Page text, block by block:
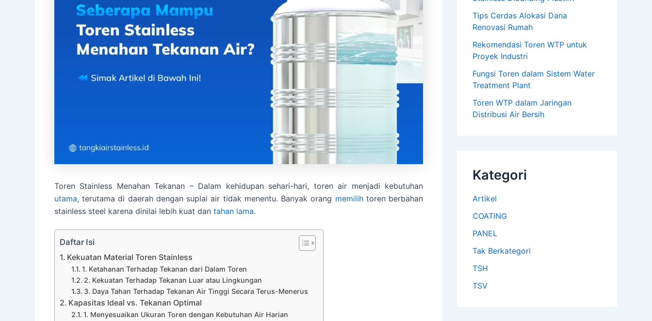
Toren Stainless Menahan Tekanan – Dalam kehidupan sehari-hari, toren air menjadi kebutuhan
utama, terutama di daerah dengan suplai air tidak menentu. Banyak orang memilihtoren berbahan
stainless steel karena dinilai lebih kuat dan tahan lama.
Daftar Isi
Kekuatan Material Toren Stainless
1. Ketahanan Terhadap Tekanan dari Dalam Toren
2. Kekuatan Terhadap Tekanan Luar atau Lingkungan
3. Daya Tahan Terhadap Tekanan Air Tinggi Secara Terus-Menerus
Kapasitas Ideal vs. Tekanan Optimal
1. Menyesuaikan Ukuran Toren dengan Kebutuhan Air Harian
Tips Cerdas Alokasi Dana
Renovasi Rumah
Rekomendasi Toren WTP untuk
Proyek Industri
Fungsi Toren dalam Sistem Water
Treatment Plant
Toren WTP dalam Jaringan
Distribusi Air Bersih
Kategori
Artikel
COATING
PANEL
Tak Berkategori
TSH
TSV